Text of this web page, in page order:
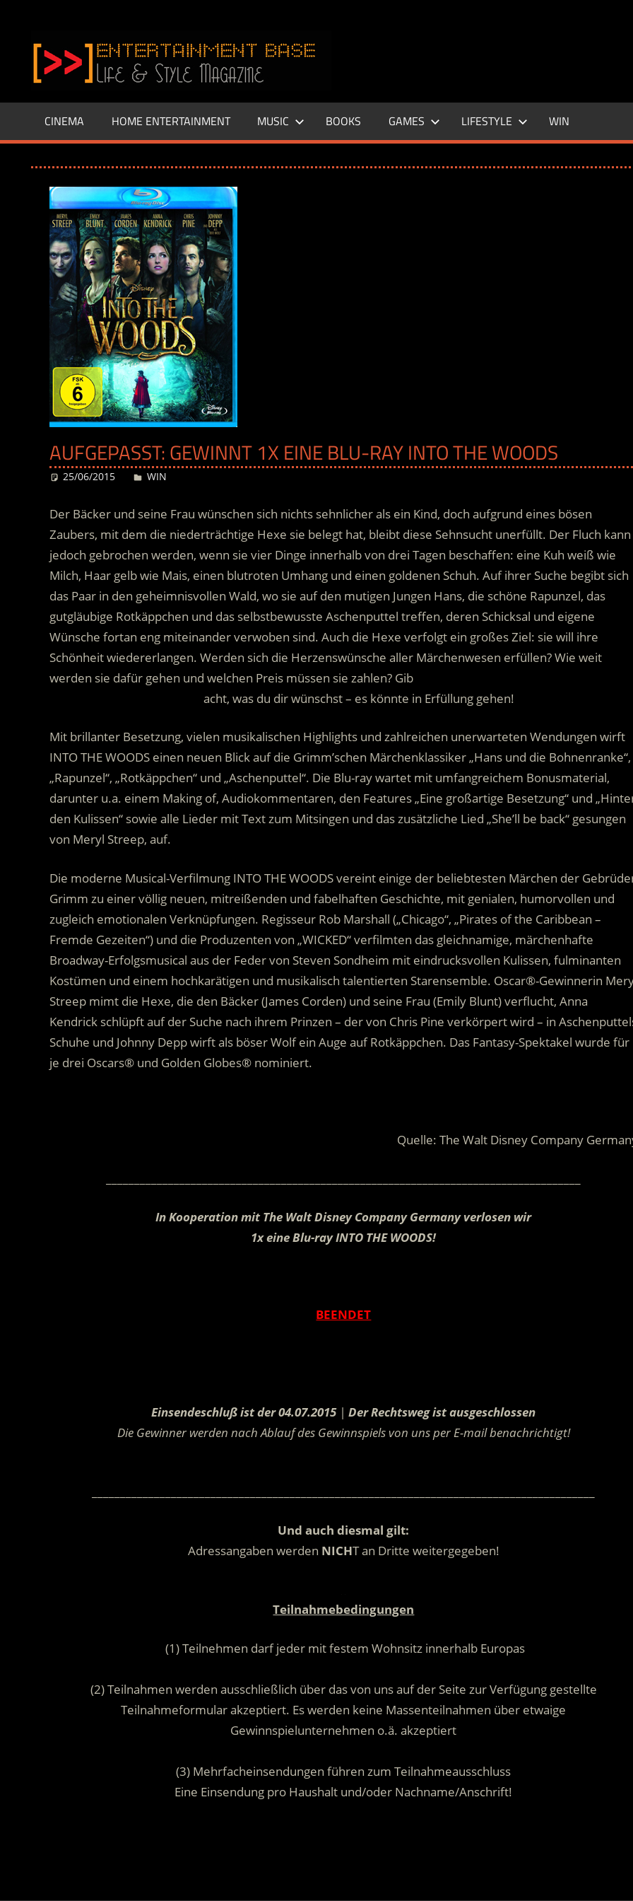
springen
–
LIFE
Base.de
CINEMA HOME ENTERTAINMENT MUSIC BOOKS GAMES LIFESTYLE WIN
AUFGEPASST: GEWINNT 1X EINE BLU-RAY INTO THE WOODS
25/06/2015 Desiree
WIN
Der Bäcker und seine Frau wünschen sich nichts sehnlicher als ein Kind, doch aufgrund eines bösen
Zaubers, mit dem die niederträchtige Hexe sie belegt hat, bleibt diese Sehnsucht unerfüllt. Der Fluch kann
jedoch gebrochen werden, wenn sie vier Dinge innerhalb von drei Tagen beschaffen: eine Kuh weiß wie
Milch, Haar gelb wie Mais, einen blutroten Umhang und einen goldenen Schuh. Auf ihrer Suche begibt sich
das Paar in den geheimnisvollen Wald, wo sie auf den mutigen Jungen Hans, die schöne Rapunzel, das
gutgläubige Rotkäppchen und das selbstbewusste Aschenputtel treffen, deren Schicksal und eigene
Wünsche fortan eng miteinander verwoben sind. Auch die Hexe verfolgt ein großes Ziel: sie will ihre
Schönheit wiedererlangen. Werden sich die Herzenswünsche aller Märchenwesen erfüllen? Wie weit
werden sie dafür gehen und welchen Preis müssen sie zahlen? Gib
acht, was du dir wünschst – es könnte in Erfüllung gehen!
Mit brillanter Besetzung, vielen musikalischen Highlights und zahlreichen unerwarteten Wendungen wirft
INTO THE WOODS einen neuen Blick auf die Grimm’schen Märchenklassiker „Hans und die Bohnenranke“,
„Rapunzel“, „Rotkäppchen“ und „Aschenputtel“. Die Blu-ray wartet mit umfangreichem Bonusmaterial,
darunter u.a. einem Making of, Audiokommentaren, den Features „Eine großartige Besetzung“ und
den Kulissen“ sowie alle Lieder mit Text zum Mitsingen und das zusätzliche Lied „She’ll be back“ gesungen
von Meryl Streep, auf.
Die moderne Musical-Verfilmung INTO THE WOODS vereint einige der beliebtesten Märchen der
Grimm zu einer völlig neuen, mitreißenden und fabelhaften Geschichte, mit genialen, humorvollen und
zugleich emotionalen Verknüpfungen. Regisseur Rob Marshall („Chicago“, „Pirates of the Caribbean –
Fremde Gezeiten“) und die Produzenten von „WICKED“ verfilmten das gleichnamige, märchenhafte
Broadway-Erfolgsmusical aus der Feder von Steven Sondheim mit eindrucksvollen Kulissen, fulminanten
Kostümen und einem hochkarätigen und musikalisch talentierten Starensemble. Oscar®-Gewinnerin
Streep mimt die Hexe, die den Bäcker (James Corden) und seine Frau (Emily Blunt) verflucht, Anna
Kendrick schlüpft auf der Suche nach ihrem Prinzen – der von Chris Pine verkörpert wird – in
Schuhe und Johnny Depp wirft als böser Wolf ein Auge auf Rotkäppchen. Das Fantasy-Spektakel wurde für
je drei Oscars® und Golden Globes® nominiert.
Quelle: The Walt Disney Company
In Kooperation mit The Walt Disney Company Germany verlosen wir
1x eine Blu-ray INTO THE WOODS!
BEENDET
Einsendeschluß ist der 04.07.2015|Der Rechtsweg ist ausgeschlossen
Die Gewinner werden nach Ablauf des Gewinnspiels von uns per E-mail benachrichtigt!
Und auch diesmal gilt:
Adressangaben werden NICHT an Dritte weitergegeben!
Teilnahmebedingungen
(1) Teilnehmen darf jeder mit festem Wohnsitz innerhalb Europas
(2) Teilnahmen werden ausschließlich über das von uns auf der Seite zur Verfügung gestellte
Teilnahmeformular akzeptiert. Es werden keine Massenteilnahmen über etwaige
Gewinnspielunternehmen o.ä. akzeptiert
(3) Mehrfacheinsendungen führen zum Teilnahmeausschluss
Eine Einsendung pro Haushalt und/oder Nachname/Anschrift!